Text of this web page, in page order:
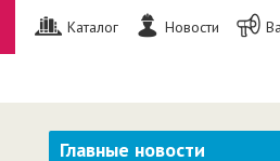
Каталог Новости
Главные новости